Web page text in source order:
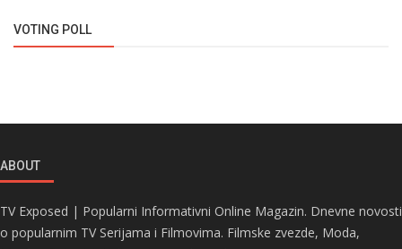
VOTING POLL
ABOUT
TV Exposed | Popularni Informativni Online Magazin. Dnevne novosti
o popularnim TV Serijama i Filmovima. Filmske zvezde, Moda,